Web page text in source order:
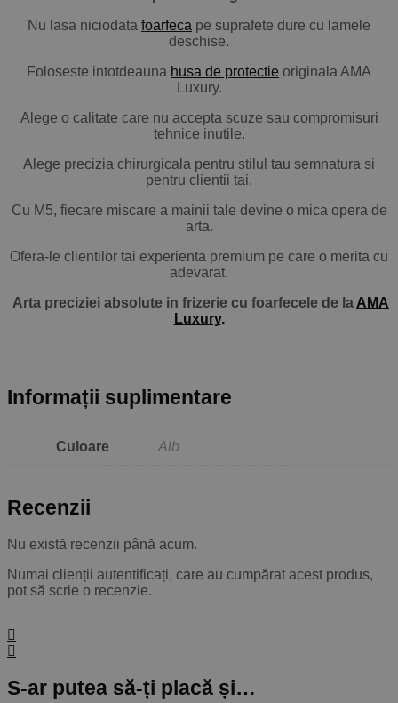
Nu lasa niciodata foarfeca pe suprafete dure cu lamele
deschise.
Foloseste intotdeauna husa de protectie originala AMA
Luxury.
Alege o calitate care nu accepta scuze sau compromisuri
tehnice inutile.
Alege precizia chirurgicala pentru stilul tau semnatura si
pentru clientii tai.
Cu M5, fiecare miscare a mainii tale devine o mica opera de
arta.
Ofera-le clientilor tai experienta premium pe care o merita cu
adevarat.
Arta preciziei absolute in frizerie cu foarfecele de la AMA
Luxury.
Informații suplimentare
Culoare Alb
Recenzii
Nu există recenzii până acum.
Numai clienții autentificați, care au cumpărat acest produs,
pot să scrie o recenzie.
S-ar putea să-ți placă și…